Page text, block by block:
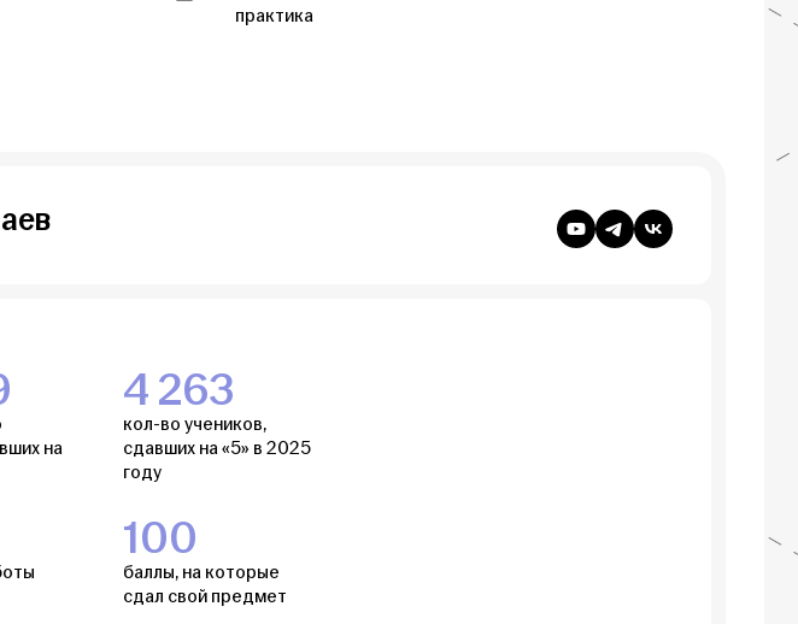
практика
на
4 263
кол-во учеников,
сдавших на «5» в 2025
году
100
баллы, на которые
сдал свой предмет